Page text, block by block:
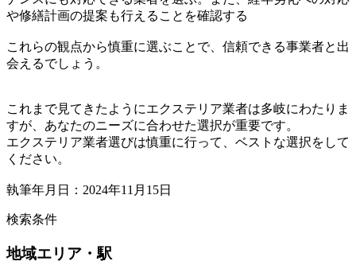
や修繕計画の提案も行えることを確認する
これらの観点から慎重に選ぶことで、信頼できる事業者と出
会えるでしょう。
これまで見てきたようにエクステリア業者は多岐にわたりま
すが、あなたのニーズに合わせた選択が重要です。
エクステリア業者選びは慎重に行って、ベストな選択をして
ください。
執筆年月日：2024年11月15日
検索条件
地域エリア・駅